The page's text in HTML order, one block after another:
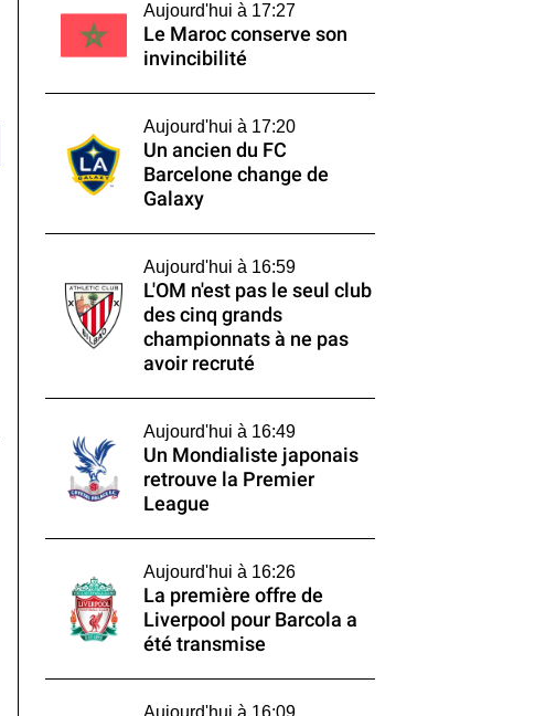
Aujourd'hui à 17:27
Le Maroc conserve son
invincibilité
Aujourd'hui à 17:20
Un ancien du FC
Barcelone change de
Galaxy
Aujourd'hui à 16:59
L'OM n'est pas le seul club
des cinq grands
championnats à ne pas
avoir recruté
Aujourd'hui à 16:49
Un Mondialiste japonais
retrouve la Premier
League
Aujourd'hui à 16:26
La première offre de
Liverpool pour Barcola a
été transmise
Aujourd'hui à 16:09